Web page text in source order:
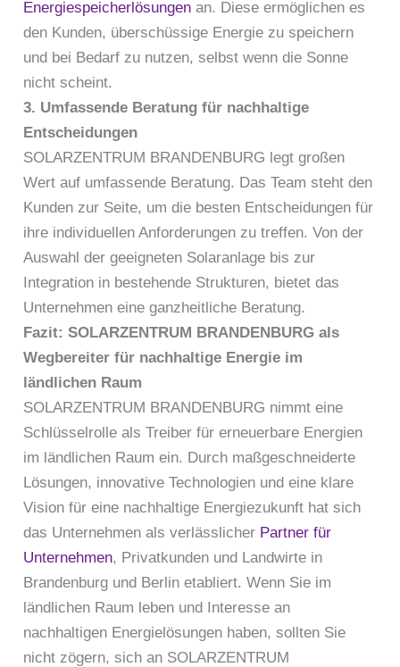
Energiespeicherlösungen an. Diese ermöglichen es
den Kunden, überschüssige Energie zu speichern
und bei Bedarf zu nutzen, selbst wenn die Sonne
nicht scheint.
3. Umfassende Beratung für nachhaltige
Entscheidungen
SOLARZENTRUM BRANDENBURG legt großen
Wert auf umfassende Beratung. Das Team steht den
Kunden zur Seite, um die besten Entscheidungen für
ihre individuellen Anforderungen zu treffen. Von der
Auswahl der geeigneten Solaranlage bis zur
Integration in bestehende Strukturen, bietet das
Unternehmen eine ganzheitliche Beratung.
Fazit: SOLARZENTRUM BRANDENBURG als
Wegbereiter für nachhaltige Energie im
ländlichen Raum
SOLARZENTRUM BRANDENBURG nimmt eine
Schlüsselrolle als Treiber für erneuerbare Energien
im ländlichen Raum ein. Durch maßgeschneiderte
Lösungen, innovative Technologien und eine klare
Vision für eine nachhaltige Energiezukunft hat sich
das Unternehmen als verlässlicher Partner für
Unternehmen, Privatkunden und Landwirte in
Brandenburg und Berlin etabliert. Wenn Sie im
ländlichen Raum leben und Interesse an
nachhaltigen Energielösungen haben, sollten Sie
nicht zögern, sich an SOLARZENTRUM